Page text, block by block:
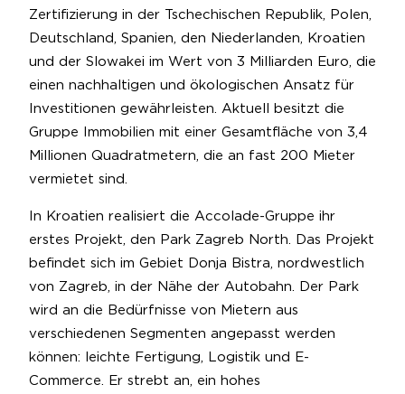
Zertifizierung in der Tschechischen Republik, Polen,
Deutschland, Spanien, den Niederlanden, Kroatien
und der Slowakei im Wert von 3 Milliarden Euro, die
einen nachhaltigen und ökologischen Ansatz für
Investitionen gewährleisten. Aktuell besitzt die
Gruppe Immobilien mit einer Gesamtfläche von 3,4
Millionen Quadratmetern, die an fast 200 Mieter
vermietet sind.
In Kroatien realisiert die Accolade-Gruppe ihr
erstes Projekt, den Park Zagreb North. Das Projekt
befindet sich im Gebiet Donja Bistra, nordwestlich
von Zagreb, in der Nähe der Autobahn. Der Park
wird an die Bedürfnisse von Mietern aus
verschiedenen Segmenten angepasst werden
können: leichte Fertigung, Logistik und E-
Commerce. Er strebt an, ein hohes